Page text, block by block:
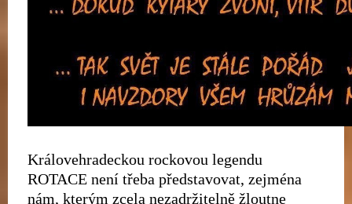
Královehradeckou rockovou legendu
ROTACE není třeba představovat, zejména
nám, kterým zcela nezadržitelně žloutne